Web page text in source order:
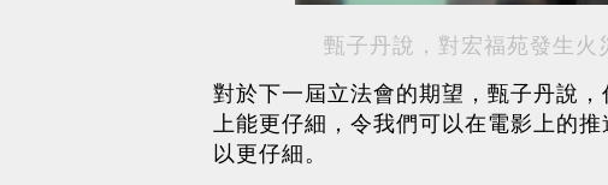
甄子丹說，對宏福苑發生
對於下一屆立法會的期望，甄子丹說
上能更仔細，令我們可以在電影上的
以更仔細。